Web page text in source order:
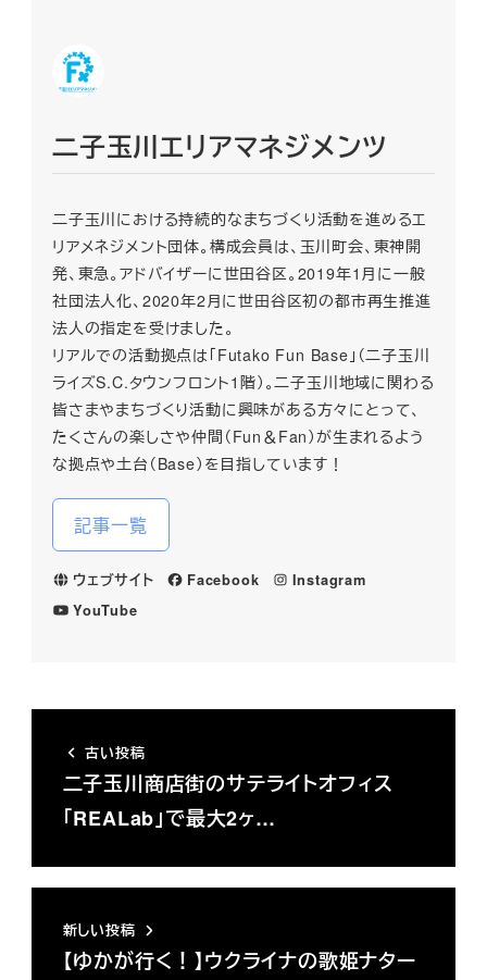
二子玉川エリアマネジメンツ
二子玉川における持続的なまちづくり活動を進めるエ
リアメネジメント団体。構成会員は、玉川町会、東神開
発、東急。アドバイザーに世田谷区。2019年1月に一般
社団法人化、2020年2月に世田谷区初の都市再生推進
法人の指定を受けました。
リアルでの活動拠点は「Futako Fun Base」（二子玉川
ライズS.C.タウンフロント1階）。二子玉川地域に関わる
皆さまやまちづくり活動に興味がある方々にとって、
たくさんの楽しさや仲間（Fun＆Fan）が生まれるよう
な拠点や土台（Base）を目指しています！
記事一覧
ウェブサイト Facebook
Instagram
YouTube
古い投稿
二子玉川商店街のサテライトオフィス
「REALab」で最大2ヶ…
新しい投稿
【ゆかが行く！】ウクライナの歌姫ナター